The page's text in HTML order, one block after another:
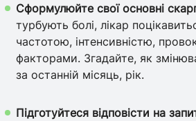
Сформулюйте свої основні
турбують болі, лікар
частотою, інтенсивністю,
факторами. Згадайте, як
за останній місяць, рік.
Підготуйтеся відповісти на